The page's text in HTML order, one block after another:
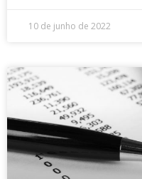
10 de junho de 2022